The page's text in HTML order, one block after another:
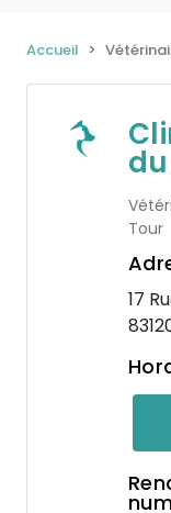
Accueil
Tour
17